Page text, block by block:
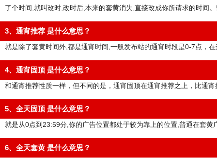
了个时间,就叫改时,改时后,本来的套黄消失,直接改成你所请求的时间
3、通宵推荐 是什么意思？
就是除了套黄时间外,都是通宵时间,一般发布站的通宵时段是0-7点，
4、通宵固顶 是什么意思？
和通宵推荐性质一样，但不同的是，通宵固顶在通宵推荐之上，比通
5、全天固顶 是什么意思？
就是从0点到23:59分,你的广告位置都处于较为靠上的位置,普通在套
6、全天套黄 是什么意思？